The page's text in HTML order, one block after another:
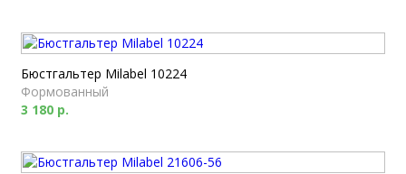
Бюстгальтер Milabel 10224
Формованный
3 180 р.